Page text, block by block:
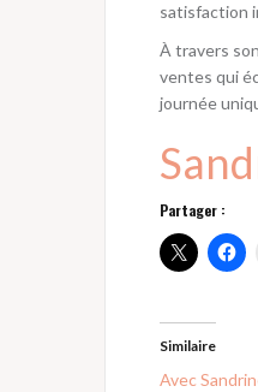
satisfaction
À travers
ventes qui
journée
Partager :
Similaire
Avec